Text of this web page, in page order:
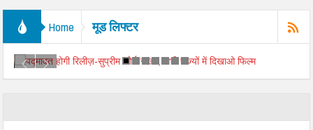
Home मूड लिफ्टर